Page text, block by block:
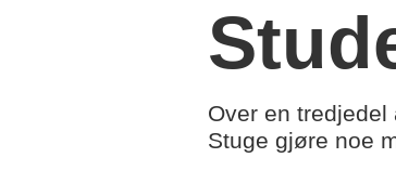
Over en
Stuge gjøre noe